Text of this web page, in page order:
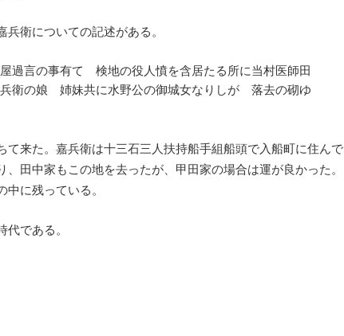
衛についての記述がある。
過言の事有て 検地の役人憤を含居たる所に当村医師田
衛の娘 姉妹共に水野公の御城女なりしが 落去の砌ゆ
来た。嘉兵衛は十三石三人扶持船手組船頭で入船町に住んで
田中家もこの地を去ったが、甲田家の場合は運が良かった。
に残っている。
である。